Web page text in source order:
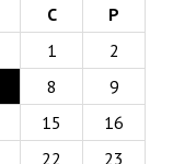
C
P
1
2
8
9
15
16
22
23